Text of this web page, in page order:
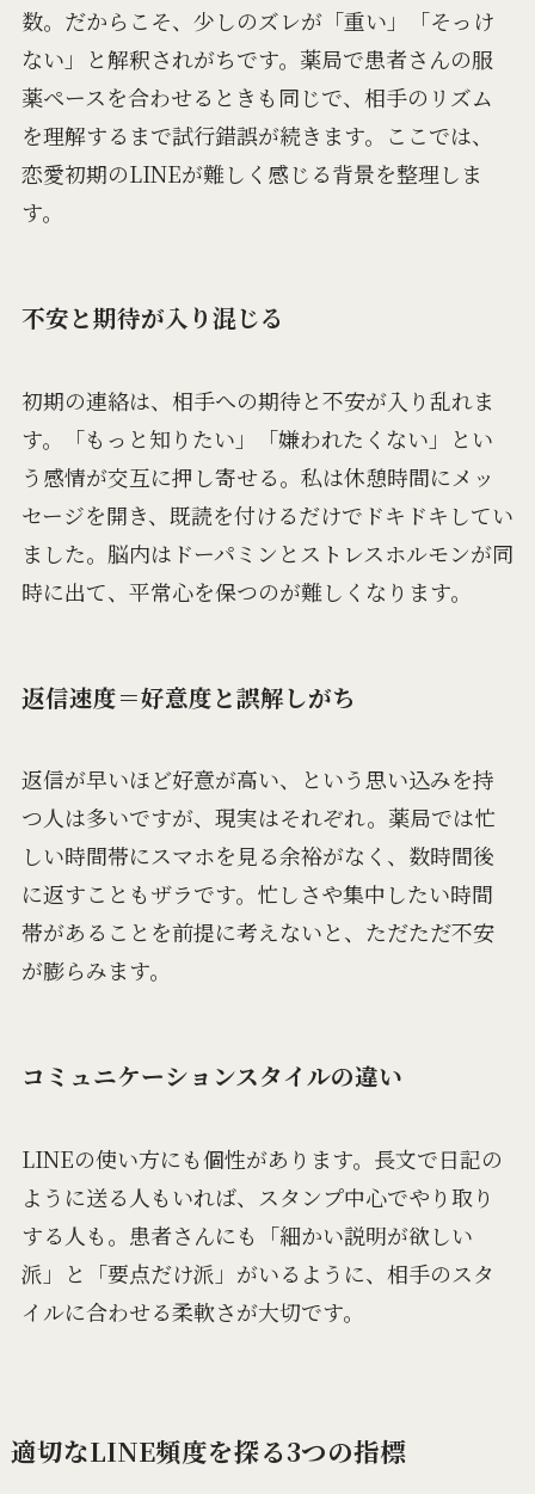
数。だからこそ、少しのズレが「重い」「そっけ
ない」と解釈されがちです。薬局で患者さんの服
薬ペースを合わせるときも同じで、相手のリズム
を理解するまで試行錯誤が続きます。ここでは、
恋愛初期のLINEが難しく感じる背景を整理しま
す。
不安と期待が入り混じる
初期の連絡は、相手への期待と不安が入り乱れま
す。「もっと知りたい」「嫌われたくない」とい
う感情が交互に押し寄せる。私は休憩時間にメッ
セージを開き、既読を付けるだけでドキドキしてい
ました。脳内はドーパミンとストレスホルモンが同
時に出て、平常心を保つのが難しくなります。
返信速度＝好意度と誤解しがち
返信が早いほど好意が高い、という思い込みを持
つ人は多いですが、現実はそれぞれ。薬局では忙
しい時間帯にスマホを見る余裕がなく、数時間後
に返すこともザラです。忙しさや集中したい時間
帯があることを前提に考えないと、ただただ不安
が膨らみます。
コミュニケーションスタイルの違い
LINEの使い方にも個性があります。長文で日記の
ように送る人もいれば、スタンプ中心でやり取り
する人も。患者さんにも「細かい説明が欲しい
派」と「要点だけ派」がいるように、相手のスタ
イルに合わせる柔軟さが大切です。
適切なLINE頻度を探る3つの指標